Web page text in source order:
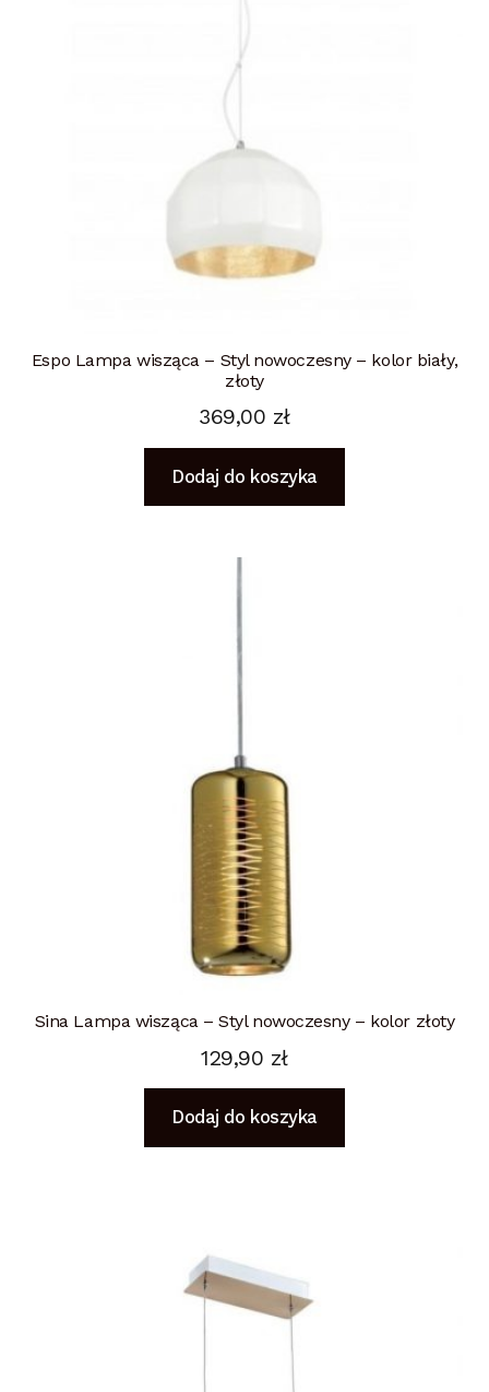
Espo Lampa wisząca – Styl nowoczesny – kolor biały,
złoty
369,00 zł
Dodaj do koszyka
Sina Lampa wisząca – Styl nowoczesny – kolor złoty
129,90 zł
Dodaj do koszyka